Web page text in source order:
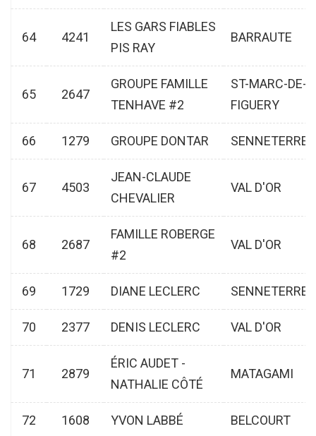
64 4241
LES GARS FIABLES
PIS RAY
BARRAUTE
65 2647
GROUPE FAMILLE
TENHAVE #2
ST-MARC-DE-
FIGUERY
66 1279 GROUPE DONTAR SENNETERRE
67 4503
JEAN-CLAUDE
CHEVALIER
VAL D'OR
68 2687
FAMILLE ROBERGE
#2
VAL D'OR
69 1729 DIANE LECLERC SENNETERRE
70 2377 DENIS LECLERC VAL D'OR
71 2879
ÉRIC AUDET -
NATHALIE CÔTÉ
MATAGAMI
72 1608 YVON LABBÉ BELCOURT